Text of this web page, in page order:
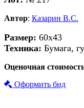
Автор: Казарин В.С.
Размер: 60х43
Техника: Бумага,
Оценочная
Оформить бид